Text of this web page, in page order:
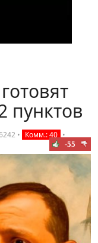
пунктов
• Комм.: 40 •
-55